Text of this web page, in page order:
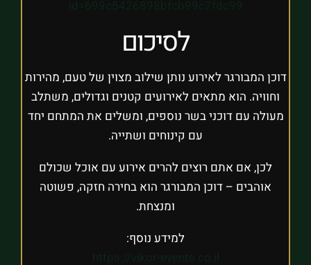
לסיכום
דוכן המבורגר לאירוע נותן שילוב מצוין של טעם, מהירות
וחוויה. הוא מתאים לאירועים קטנים וגדולים, משתלב
מעולה עם דוכני בשר נוספים, ומשלים את המתחם יחד
עם קינוחים ושתייה.
לכן, אם אתם רוצים להרים אירוע עם אוכל שכולם
אוהבים – דוכן המבורגר הוא בחירה חזקה, פשוטה
ומנצחת.
למידע נוסף: